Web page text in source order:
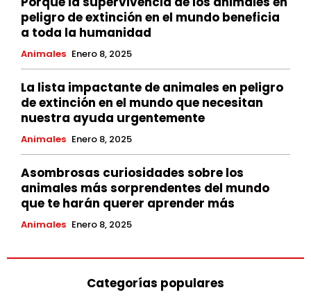
peligro de extinción en el mundo beneficia
a toda la humanidad
Animales Enero 8, 2025
La lista impactante de animales en peligro
de extinción en el mundo que necesitan
nuestra ayuda urgentemente
Animales Enero 8, 2025
Asombrosas curiosidades sobre los
animales más sorprendentes del mundo
que te harán querer aprender más
Animales Enero 8, 2025
Categorías populares